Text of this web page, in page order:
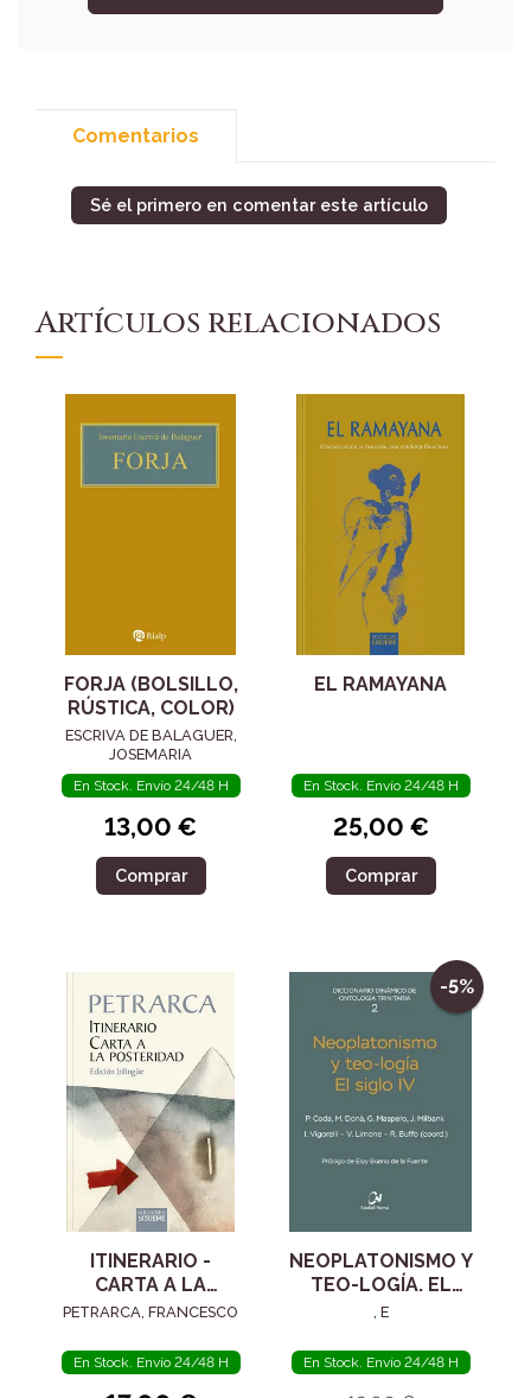
Comentarios
Sé el primero en comentar este artículo
Artículos relacionados
FORJA (BOLSILLO,
RÚSTICA, COLOR)
ESCRIVA DE BALAGUER,
JOSEMARIA
En Stock. Envío 24/48 H
13,00 €
Comprar
EL RAMAYANA
En Stock. Envío 24/48 H
25,00 €
Comprar
ITINERARIO -
CARTA A LA
POSTERIDAD
PETRARCA, FRANCESCO
En Stock. Envío 24/48 H
-5%
NEOPLATONISMO Y
TEO-LOGÍA. EL
SIGLO IV
, E
En Stock. Envío 24/48 H